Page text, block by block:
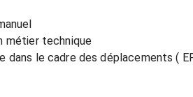
métier technique
dans le cadre des déplacements (